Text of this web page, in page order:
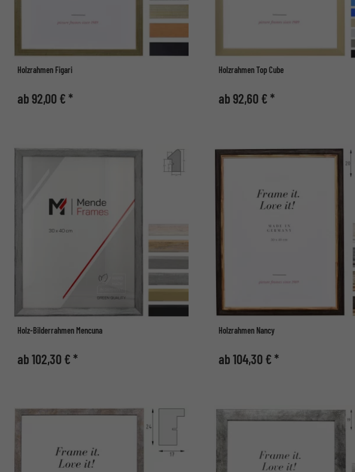
Holzrahmen Figari
ab 92,00 € *
Holzrahmen Top Cube
ab 92,60 € *
Holz-Bilderrahmen Mencuna
ab 102,30 € *
Holzrahmen Nancy
ab 104,30 € *